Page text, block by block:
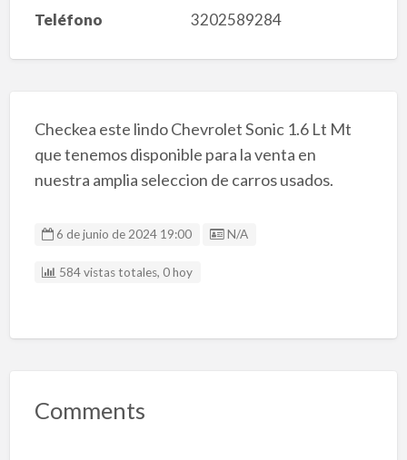
Teléfono 3202589284
Checkea este lindo Chevrolet Sonic 1.6 Lt Mt
que tenemos disponible para la venta en
nuestra amplia seleccion de carros usados.
6 de junio de 2024 19:00 Listing ID
N/A
584 vistas totales, 0 hoy
Comments